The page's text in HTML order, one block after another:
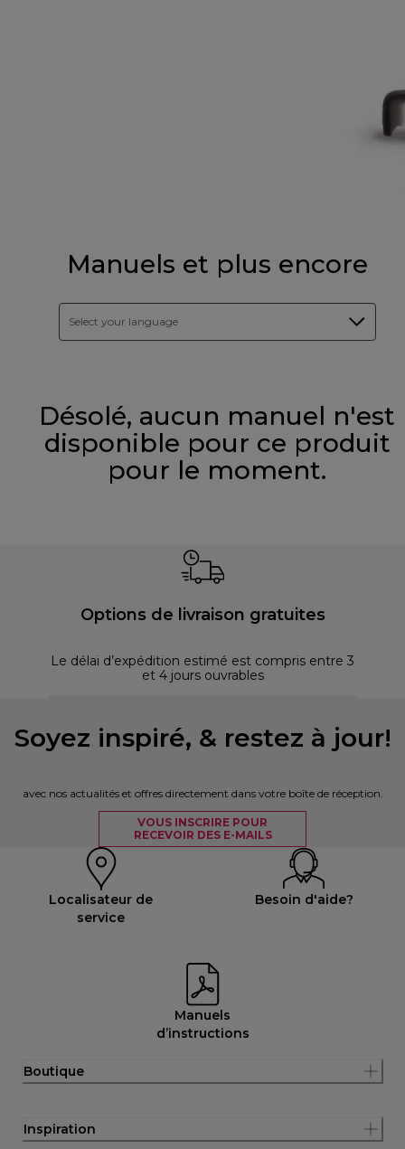
Manuels et plus encore
Select your language
Désolé, aucun manuel n'est
disponible pour ce produit
pour le moment.
Options de livraison gratuites
Le délai d’expédition estimé est compris entre 3
et 4 jours ouvrables
Soyez inspiré, & restez à jour!
avec nos actualités et offres directement dans votre boîte de réception.
VOUS INSCRIRE POUR
RECEVOIR DES E-MAILS
Localisateur de
service
Besoin d'aide?
Manuels
d’instructions
Boutique
Inspiration